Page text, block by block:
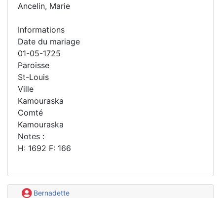
Ancelin, Marie
Informations
Date du mariage
01-05-1725
Paroisse
St-Louis
Ville
Kamouraska
Comté
Kamouraska
Notes :
H: 1692 F: 166
Bernadette